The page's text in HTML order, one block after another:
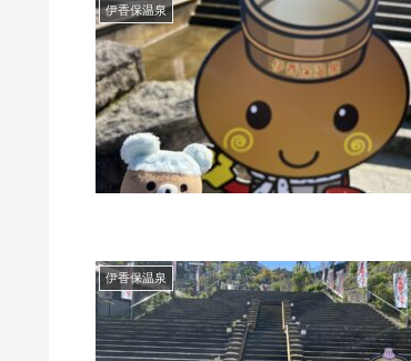
伊香保温泉
伊香保温泉